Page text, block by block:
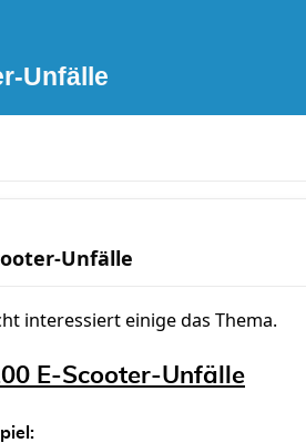
Unfälle
Unfälle
interessiert einige das Thema.
E-Scooter-Unfälle